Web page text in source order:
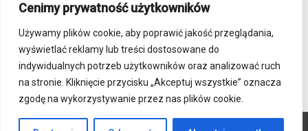
Cenimy prywatność użytkowników
Używamy plików cookie, aby poprawić jakość przeglądania,
wyświetlać reklamy lub treści dostosowane do
indywidualnych potrzeb użytkowników oraz analizować ruch
na stronie. Kliknięcie przycisku „Akceptuj wszystkie” oznacza
zgodę na wykorzystywanie przez nas plików cookie.